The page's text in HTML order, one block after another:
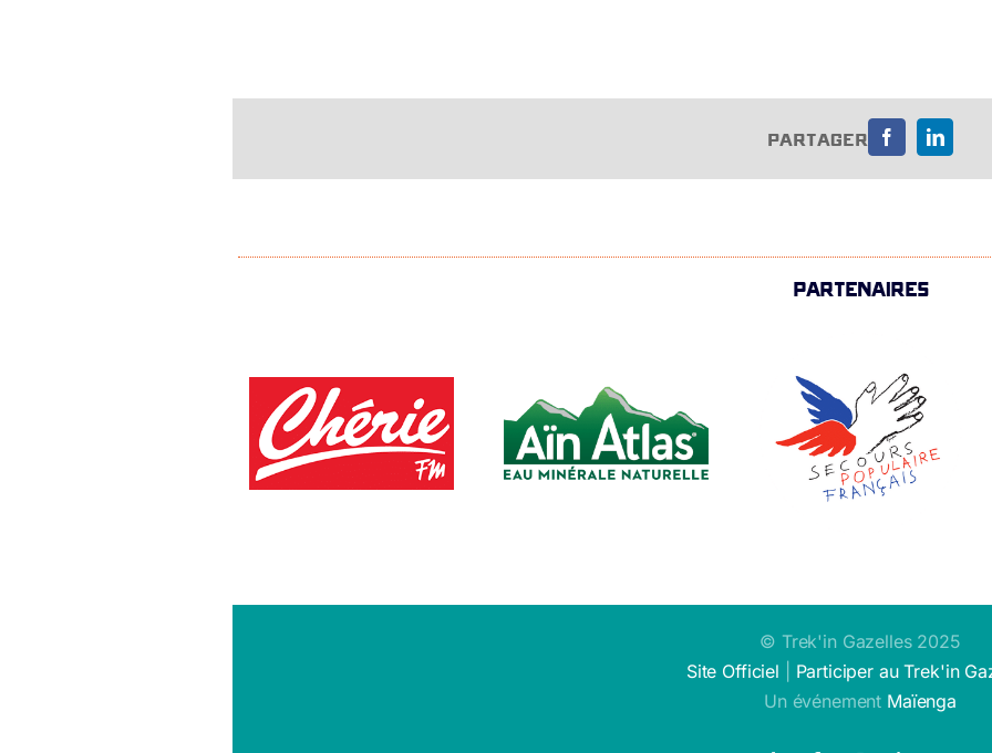
PARTAGER Facebook
PARTENAIRES
© Trek'in Gazelles 2025
Site Officiel
Participer au Trek'in
Un événement Maïenga